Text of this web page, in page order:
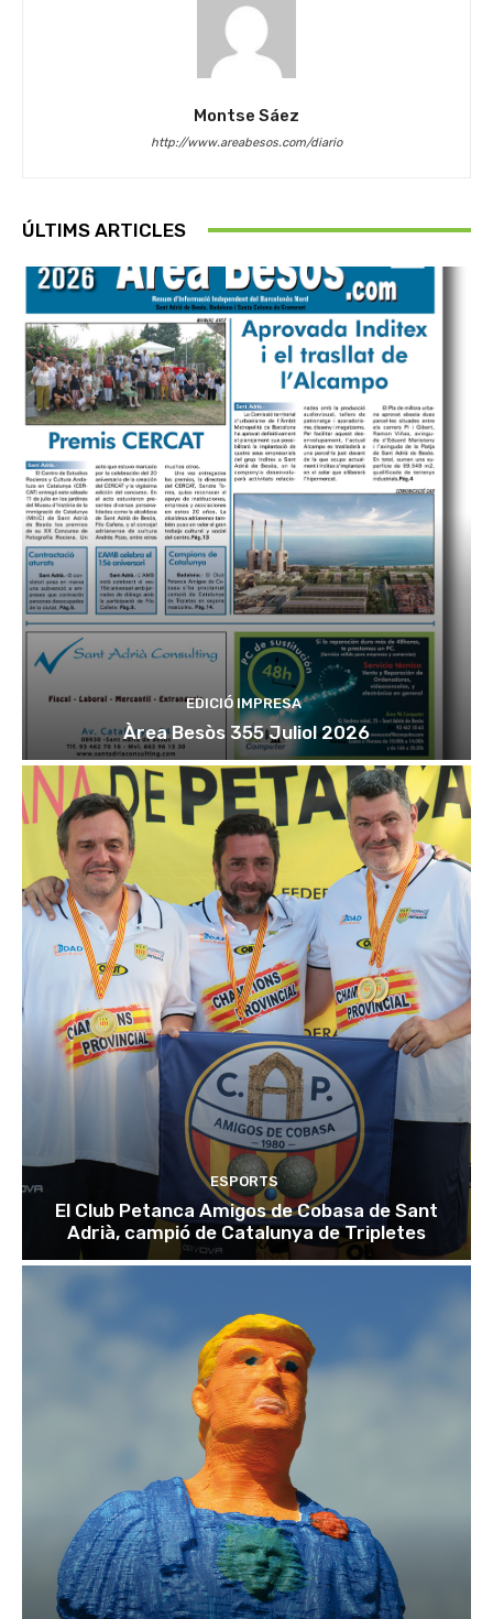
Montse Sáez
http://www.areabesos.com/diario
ÚLTIMS ARTICLES
EDICIÓ IMPRESA
Àrea Besòs 355 Juliol 2026
ESPORTS
El Club Petanca Amigos de Cobasa de Sant
Adrià, campió de Catalunya de Tripletes